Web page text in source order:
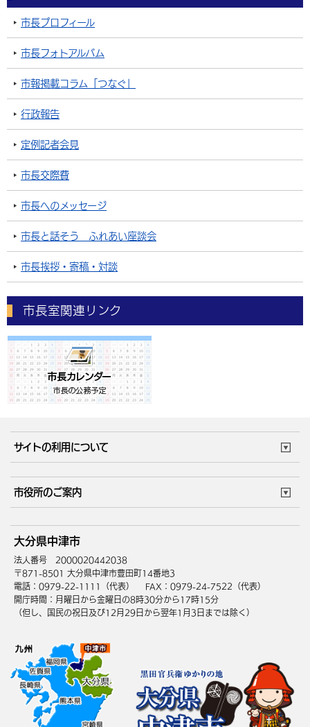
市長プロフィール
市長フォトアルバム
市報掲載コラム「つなぐ」
行政報告
定例記者会見
市長交際費
市長へのメッセージ
市長と話そう ふれあい座談会
市長挨拶・寄稿・対談
市長室関連リンク
サイトの利用について
サイトマップ
市役所のご案内
庁舎地図 組織案内
中津市へのアクセス
大分県中津市
法人番号 2000020442038
〒871-8501 大分県中津市豊田町14番地3
電話：0979-22-1111（代表）
FAX：0979-24-7522（代表）
開庁時間：月曜日から金曜日の8時30分から17時15分
（但し、国民の祝日及び12月29日から翌年1月3日までは除く）